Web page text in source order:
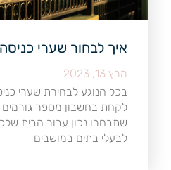
איך לבחור שערי כניסה
מרץ 13, 2023
בכל הנוגע לבחירת שערי
לקחת בחשבון מספר גורמים
שתבחרו נכון עבור הבית
לבעלי בתים במושבים